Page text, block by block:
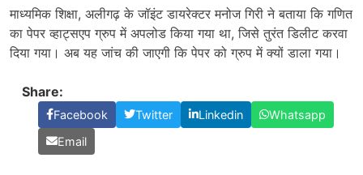
माध्यमिक शिक्षा, अलीगढ़ के जॉइंट डायरेक्टर मनोज गिरी ने बताया कि गणित
का पेपर व्हाट्सएप ग्रुप में अपलोड किया गया था, जिसे तुरंत डिलीट करवा
दिया गया। अब यह जांच की जाएगी कि पेपर को ग्रुप में क्यों डाला गया।
Share:
Facebook Twitter Linkedin
Whatsapp
Email